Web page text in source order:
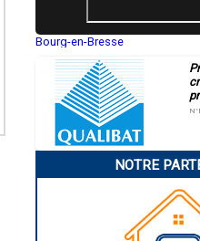
Bourg-en-Bresse
Montluçon
Manosque
Gap
Charleville-Mézières
Pamiers
Narbonne
NOTRE